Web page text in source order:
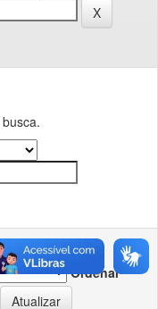
registros por
Ordenar